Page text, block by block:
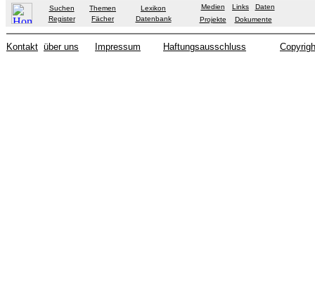
Suchen Themen
Lexikon
Register
Fächer Datenbank
Medien Links
Daten
Projekte
Dokumente
Kontakt über uns Impressum Haftungsausschluss